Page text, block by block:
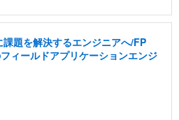
題を解決するエンジニアへ/FP
ィールドアプリケーションエンジ